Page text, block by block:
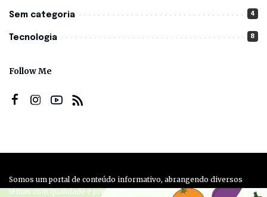
Sem categoria 4
Tecnologia 8
Follow Me
Somos um portal de conteúdo informativo, abrangendo diversos
temas com qualidade e precisão.